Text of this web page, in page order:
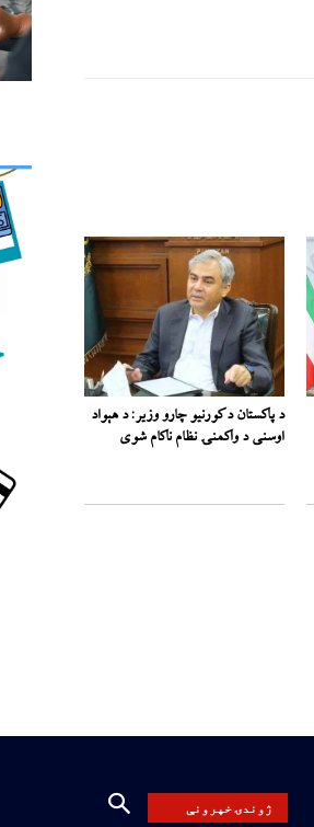
د پاکستان د کورنیو چارو وزیر: د هېواد
اوسنی د واکمنۍ نظام ناکام شوی
ژوندۍ خپرونې